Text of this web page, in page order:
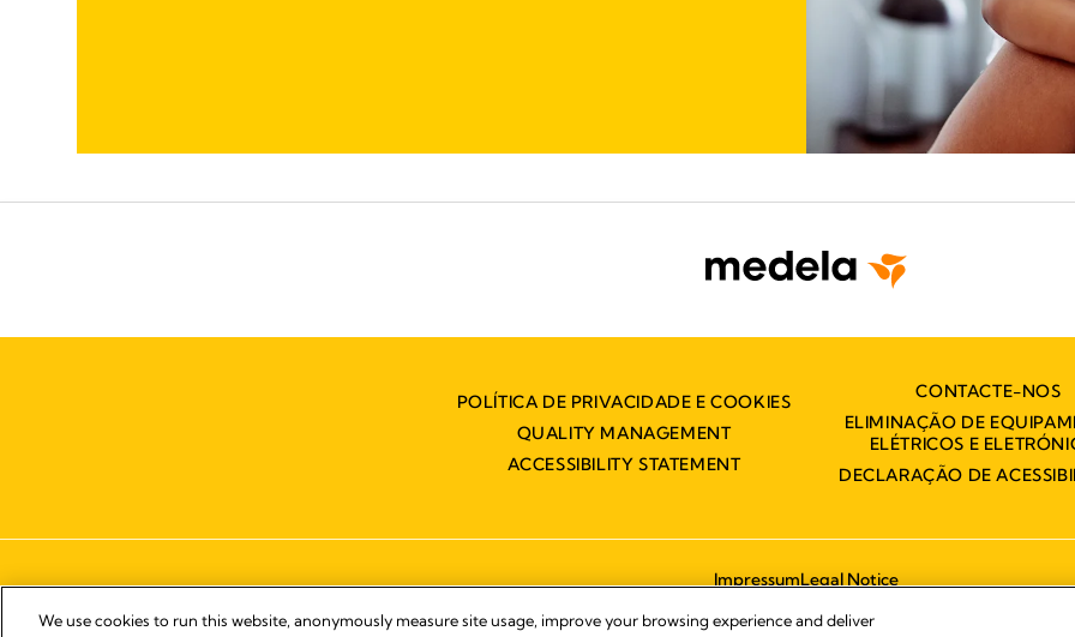
POLÍTICA DE PRIVACIDADE E COOKIES
QUALITY MANAGEMENT
ACCESSIBILITY STATEMENT
CONTACTE-NOS
ELIMINAÇÃO DE
ELÉTRICOS E
DECLARAÇÃO DE
ImpressumLegal Notice
We use cookies to run this website, anonymously measure site usage, improve your browsing experience and deliver